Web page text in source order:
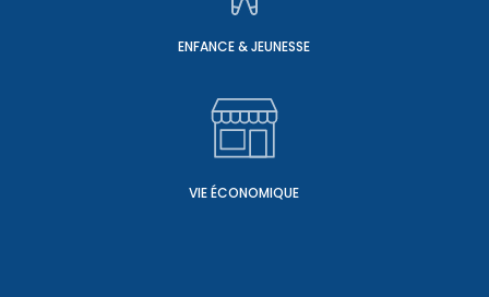
ENFANCE & JEUNESSE
VIE ÉCONOMIQUE